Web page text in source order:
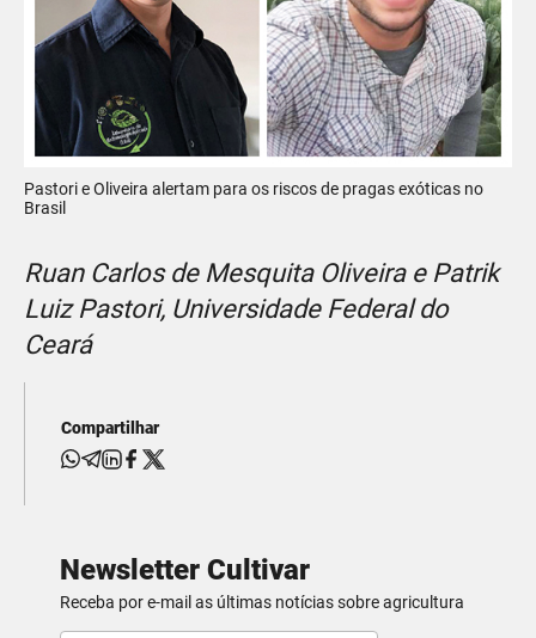
Pastori e Oliveira alertam para os riscos de pragas exóticas no
Brasil
Ruan Carlos de Mesquita Oliveira e Patrik
Luiz Pastori, Universidade Federal do
Ceará
Compartilhar
Newsletter Cultivar
Receba por e-mail as últimas notícias sobre agricultura